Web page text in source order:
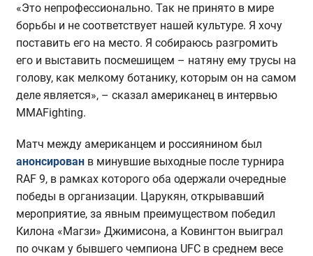
«Это непрофессионально. Так не принято в мире
борьбы и не соответствует нашей культуре. Я хочу
поставить его на место. Я собираюсь разгромить
его и выставить посмешищем – натяну ему трусы на
голову, как мелкому ботанику, которым он на самом
деле является», – сказал американец в интервью
MMAFighting.
Матч между американцем и россиянином был
анонсированв минувшие выходные после турнира
RAF 9, в рамках которого оба одержали очередные
победы в организации. Царукян, открывавший
мероприятие, за явным преимуществом победил
Килона «Магзи» Джимисона, а Ковингтон выиграл
по очкам у бывшего чемпиона UFC в среднем весе